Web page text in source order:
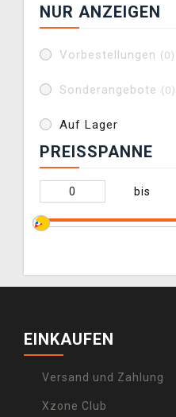
NUR ANZEIGEN
Vorbestellungen (0)
Sonderangebote (0)
Auf Lager
PREISSPANNE
bis
EINKAUFEN
Versand und Zahlung
Xzone Club